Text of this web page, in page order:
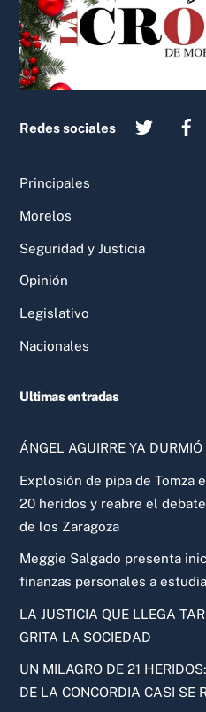
Redes sociales
Principales
Morelos
Seguridad y Justicia
Opinión
Legislativo
Nacionales
Ultimas entradas
ÁNGEL AGUIRRE YA
Explosión de pipa de Tomza
20 heridos y reabre el
de los Zaragoza
Meggie Salgado presenta
finanzas personales a
LA JUSTICIA QUE LLEGA
GRITA LA SOCIEDAD
UN MILAGRO DE 21
DE LA CONCORDIA CASI SE